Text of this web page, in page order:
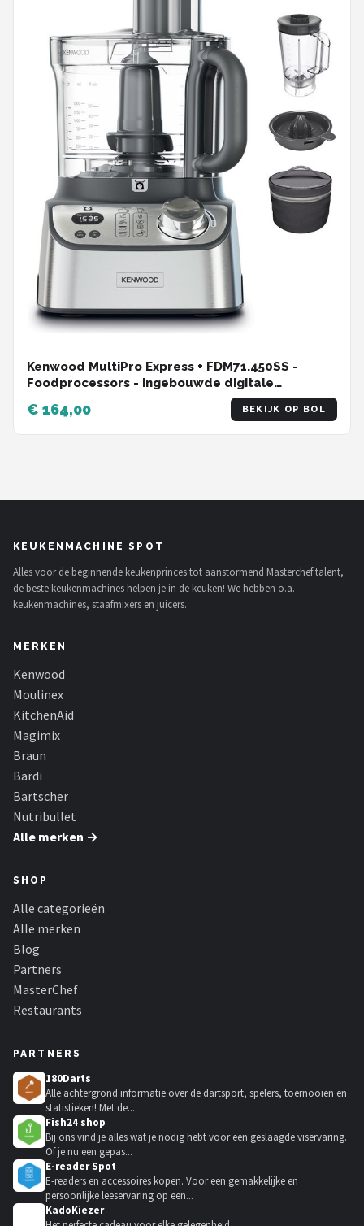
Kenwood MultiPro Express + FDM71.450SS -
Foodprocessors - Ingebouwde digitale
€ 164,00 BEKIJK OP BOL
KEUKENMACHINE SPOT
Alles voor de beginnende keukenprinces tot aanstormend Masterchef talent,
de beste keukenmachines helpen je in de keuken! We hebben o.a.
keukenmachines, staafmixers en juicers.
MERKEN
Kenwood
Moulinex
KitchenAid
Magimix
Braun
Bardi
Bartscher
Nutribullet
Alle merken →
SHOP
Alle categorieën
Alle merken
Blog
Partners
MasterChef
Restaurants
PARTNERS
180Darts
Alle achtergrond informatie over de dartsport, spelers, toernooien en
statistieken! Met de...
Fish24 shop
Bij ons vind je alles wat je nodig hebt voor een geslaagde viservaring.
Of je nu een gepas...
E-reader Spot
E-readers en accessoires kopen. Voor een gemakkelijke en
persoonlijke leeservaring op een...
KadoKiezer